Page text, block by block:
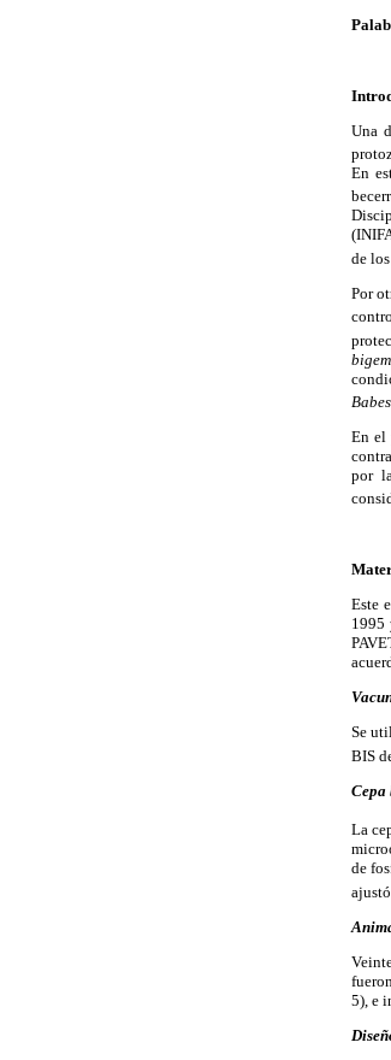
Una
En
de
Por
En el
por
Este
1995
Se
BIS
Cepa
La
de
5), e